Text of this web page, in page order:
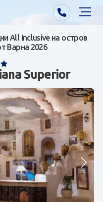
Бургас
All Inclusive на остров
Варна 2026
Superior